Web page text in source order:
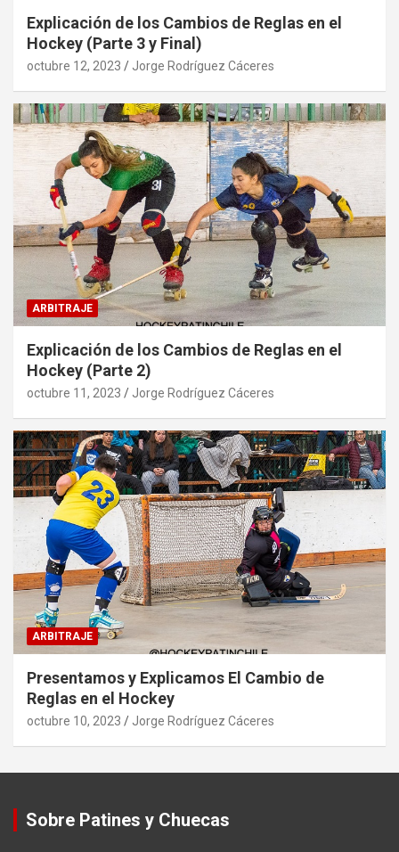
Explicación de los Cambios de Reglas en el
Hockey (Parte 3 y Final)
octubre 12, 2023 Jorge Rodríguez Cáceres
ARBITRAJE
Explicación de los Cambios de Reglas en el
Hockey (Parte 2)
octubre 11, 2023 Jorge Rodríguez Cáceres
ARBITRAJE
Presentamos y Explicamos El Cambio de
Reglas en el Hockey
octubre 10, 2023 Jorge Rodríguez Cáceres
Sobre Patines y Chuecas